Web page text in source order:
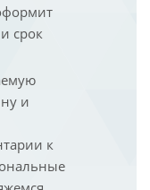
срок
и
к